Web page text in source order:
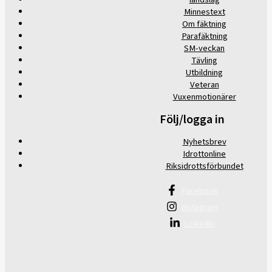
Minnestext
Om fäktning
Parafäktning
SM-veckan
Tävling
Utbildning
Veteran
Vuxenmotionärer
Följ/logga in
Nyhetsbrev
Idrottonline
Riksidrottsförbundet